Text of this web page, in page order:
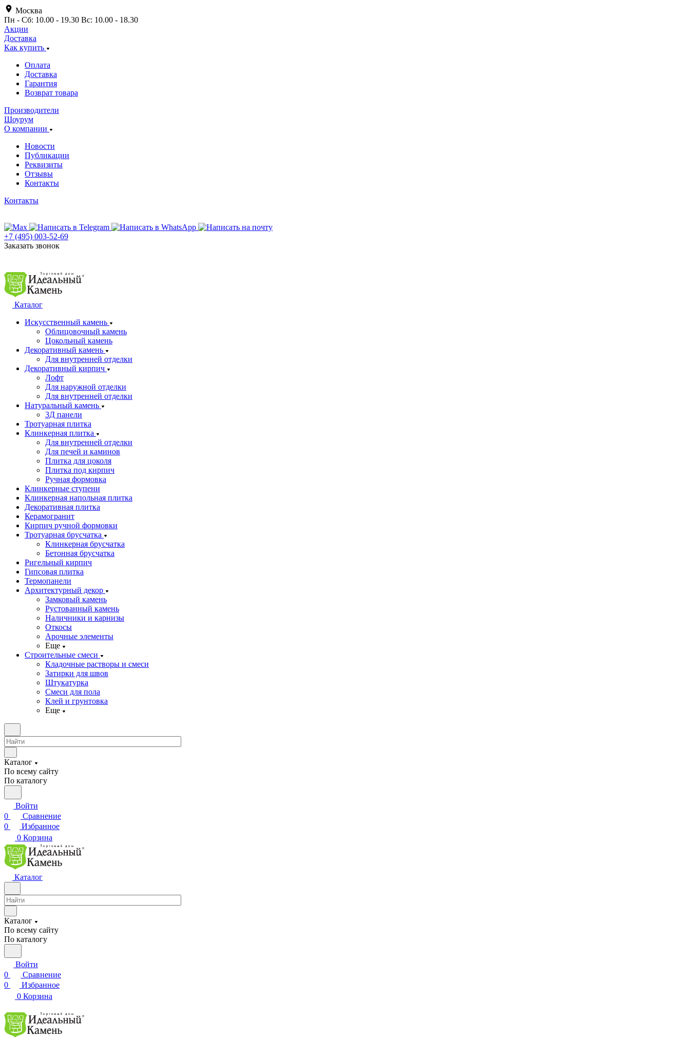
Москва
Пн - Сб: 10.00 - 19.30 Вс: 10.00 - 18.30
Акции
Доставка
Как купить
Оплата
Доставка
Гарантия
Возврат товара
Производители
Шоурум
О компании
Новости
Публикации
Реквизиты
Отзывы
Контакты
Контакты
+7 (495) 003-52-69
Заказать звонок
Каталог
Искусственный камень
Облицовочный камень
Цокольный камень
Декоративный камень
Для внутренней отделки
Декоративный кирпич
Лофт
Для наружной отделки
Для внутренней отделки
Натуральный камень
3Д панели
Тротуарная плитка
Клинкерная плитка
Для внутренней отделки
Для печей и каминов
Плитка для цоколя
Плитка под кирпич
Ручная формовка
Клинкерные ступени
Клинкерная напольная плитка
Декоративная плитка
Керамогранит
Кирпич ручной формовки
Тротуарная брусчатка
Клинкерная брусчатка
Бетонная брусчатка
Ригельный кирпич
Гипсовая плитка
Термопанели
Архитектурный декор
Замковый камень
Рустованный камень
Наличники и карнизы
Откосы
Арочные элементы
Еще
Строительные смеси
Кладочные растворы и смеси
Затирки для швов
Штукатурка
Смеси для пола
Клей и грунтовка
Еще
Каталог
По всему сайту
По каталогу
Войти
0
Сравнение
0
Избранное
0 Корзина
Каталог
Каталог
По всему сайту
По каталогу
Войти
0
Сравнение
0
Избранное
0 Корзина